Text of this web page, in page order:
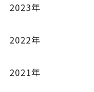
2023年
2022年
2021年